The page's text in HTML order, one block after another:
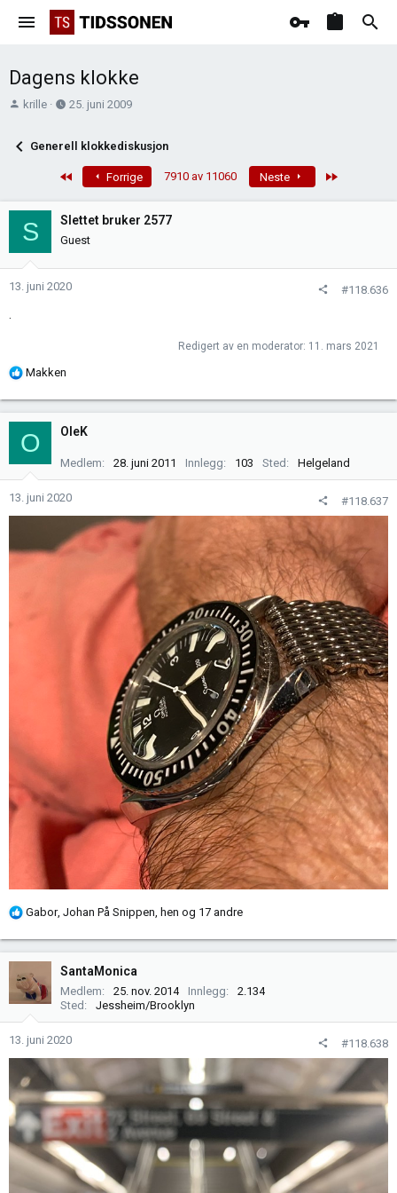
Dagens klokke
T
å
a
r
krille
O
p
e
e
t
25. juni 2009
Generell klokkediskusjon
Forrige 7910 av 11060 Neste
S Slettet bruker 2577
Guest
13. juni 2020 #118.636
Redigert av en moderator: 11. mars 2021
R
k
s
n
e
:
Makken
O OleK
Medlem 28. juni 2011 Innlegg 103 Sted Helgeland
13. juni 2020 #118.637
R
k
s
j
n
:
Gabor, Johan På Snippen hen og 17 andre
SantaMonica
Medlem 25. nov. 2014 Innlegg
2.134
Sted
Jessheim/Brooklyn
13. juni 2020 #118.638